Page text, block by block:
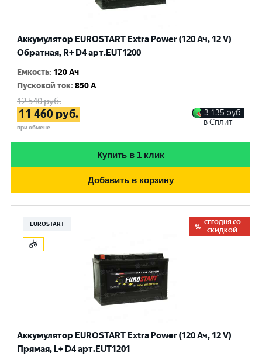
Аккумулятор EUROSTART Extra Power (120 Ач, 12 V)
Обратная, R+ D4 арт.EUT1200
Емкость: 120 Ач
Пусковой ток:850 A
12 540руб.
11 460 руб.
при обмене
3 135 руб.
в Сплит
Купить в 1 клик
Добавить в корзину
EUROSTART
СЕГОДНЯ СО
СКИДКОЙ
Аккумулятор EUROSTART Extra Power (120 Ач, 12 V)
Прямая, L+ D4 арт.EUT1201